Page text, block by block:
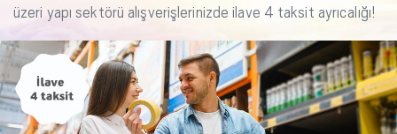
üzeri yapı sektörü alışverişlerinizde ilave 4 taksit ayrıcalığı!